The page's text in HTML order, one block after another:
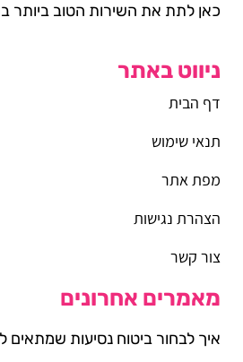
כאן לתת את השירות הטוב ביותר
ניווט באתר
דף הבית
תנאי שימוש
מפת אתר
הצהרת נגישות
צור קשר
מאמרים אחרונים
איך לבחור ביטוח נסיעות